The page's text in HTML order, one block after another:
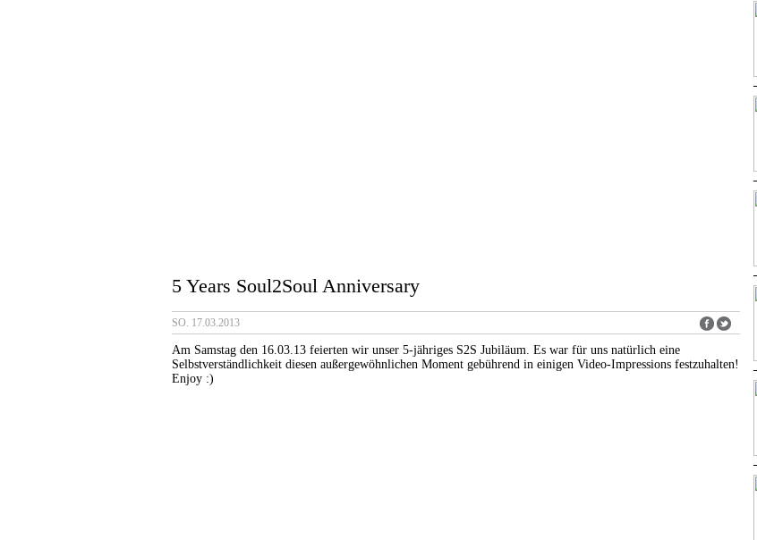
5 Years Soul2Soul Anniversary
SO. 17.03.2013
Am Samstag den 16.03.13 feierten wir unser 5-jähriges S2S Jubiläum. Es war für uns natürlich eine
Selbstverständlichkeit diesen außergewöhnlichen Moment gebührend in einigen Video-Impressions festzuhalten!
Enjoy :)